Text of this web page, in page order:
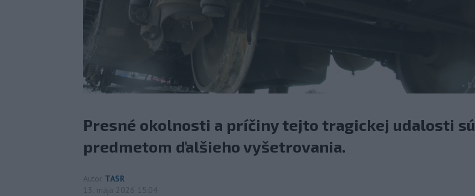
Presné okolnosti a príčiny tejto tragickej udalosti sú
predmetom ďalšieho vyšetrovania.
Autor TASR
13. mája 2026 15:04